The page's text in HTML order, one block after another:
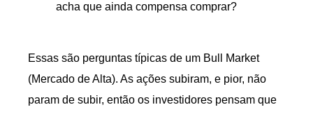
acha que ainda compensa comprar?
Essas são perguntas típicas de um Bull Market
(Mercado de Alta). As ações subiram, e pior, não
param de subir, então os investidores pensam que